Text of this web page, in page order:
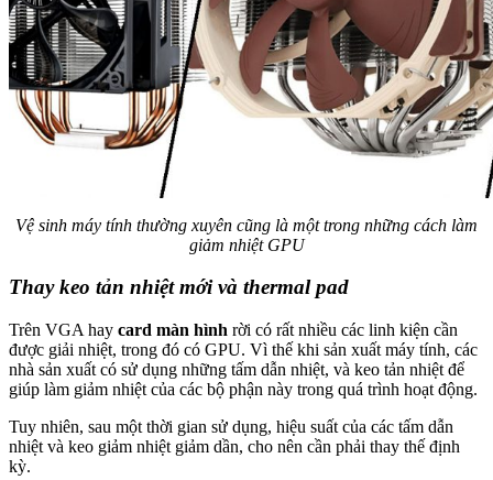
Vệ sinh máy tính thường xuyên cũng là một trong những cách làm
giảm nhiệt GPU
Thay keo tản nhiệt mới và thermal pad
Trên VGA hay card màn hình rời có rất nhiều các linh kiện cần
được giải nhiệt, trong đó có GPU. Vì thế khi sản xuất máy tính, các
nhà sản xuất có sử dụng những tấm dẫn nhiệt, và keo tản nhiệt để
giúp làm giảm nhiệt của các bộ phận này trong quá trình hoạt động.
Tuy nhiên, sau một thời gian sử dụng, hiệu suất của các tấm dẫn
nhiệt và keo giảm nhiệt giảm dần, cho nên cần phải thay thế định
kỳ.